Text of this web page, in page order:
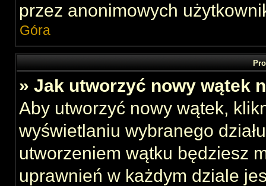
przez anonimowych
Góra
» Jak utworzyć nowy wątek
Aby utworzyć nowy wątek,
wyświetlaniu wybranego
utworzeniem wątku będziesz
uprawnień w każdym dziale